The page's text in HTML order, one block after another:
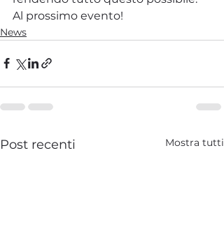
Al prossimo evento!
News
Post recenti Mostra tutti